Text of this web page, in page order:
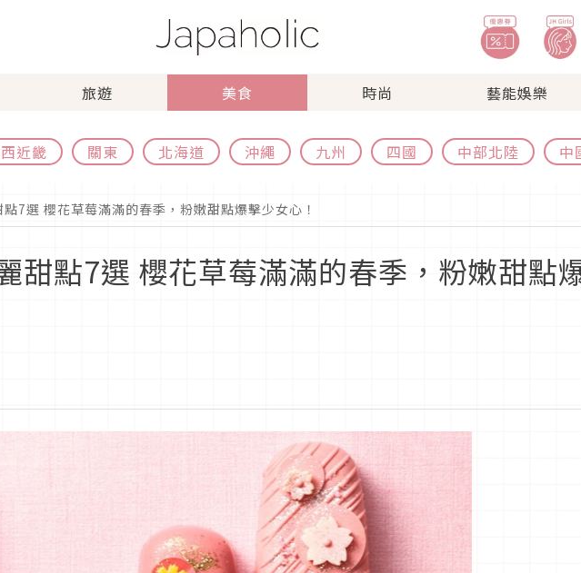
旅遊 美食 時尚 藝能娛樂
近畿 關東 北海道 沖繩 九州 四國 中部北陸 中
7選 櫻花草莓滿滿的春季，粉嫩甜點爆擊少女心！
甜點7選 櫻花草莓滿滿的春季，粉嫩甜點